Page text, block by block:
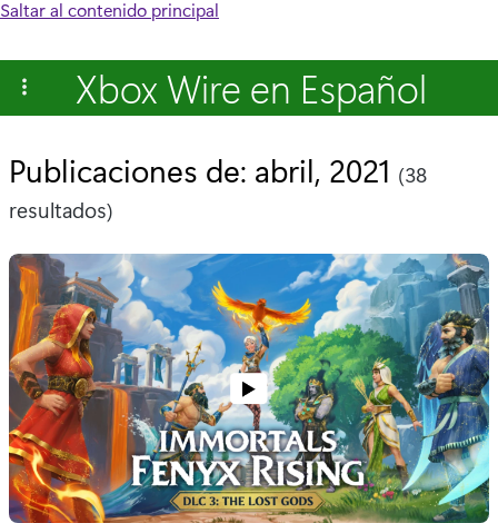
Saltar al contenido principal
Xbox Wire en Español
Publicaciones de: abril, 2021 (38
resultados)